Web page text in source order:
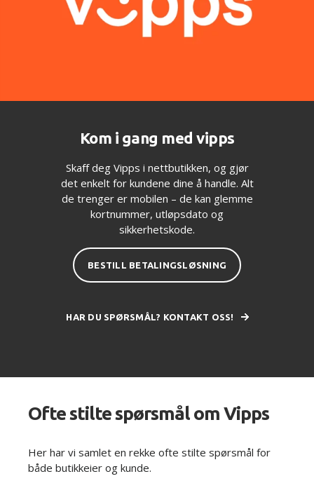
Kom i gang med vipps
Skaff deg Vipps i nettbutikken, og gjør
det enkelt for kundene dine å handle. Alt
de trenger er mobilen – de kan glemme
kortnummer, utløpsdato og
sikkerhetskode.
BESTILL BETALINGSLØSNING
HAR DU SPØRSMÅL? KONTAKT OSS!
Ofte stilte spørsmål om Vipps
Her har vi samlet en rekke ofte stilte spørsmål for
både butikkeier og kunde.